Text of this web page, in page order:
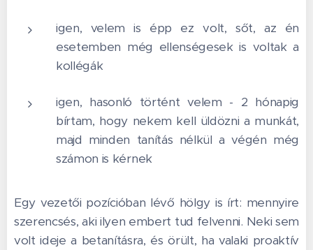
igen, velem is épp ez volt, sőt, az én
esetemben még ellenségesek is voltak a
kollégák
igen, hasonló történt velem - 2 hónapig
bírtam, hogy nekem kell üldözni a munkát,
majd minden tanítás nélkül a végén még
számon is kérnek
Egy vezetői pozícióban lévő hölgy is írt: mennyire
szerencsés, aki ilyen embert tud felvenni. Neki sem
volt ideje a betanításra, és örült, ha valaki proaktív